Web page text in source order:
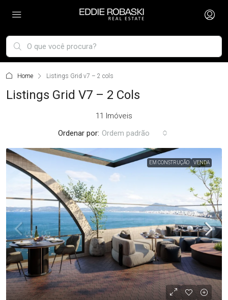
Home Listings Grid v7 – 2 cols
Listings Grid V7 – 2 Cols
11 Imóveis
Ordenar por: Ordem padrão
EM CONSTRUÇÃO VENDA